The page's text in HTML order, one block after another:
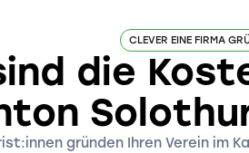
CLEVER EINE FIRMA
die
gründen Ihren Verein im